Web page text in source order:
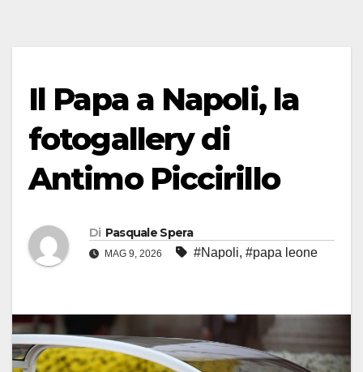
Il Papa a Napoli, la
fotogallery di
Antimo Piccirillo
Di Pasquale Spera
MAG 9, 2026 #Napoli, #papa leone